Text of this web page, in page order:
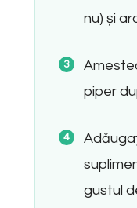
nu) și
piper
gustul